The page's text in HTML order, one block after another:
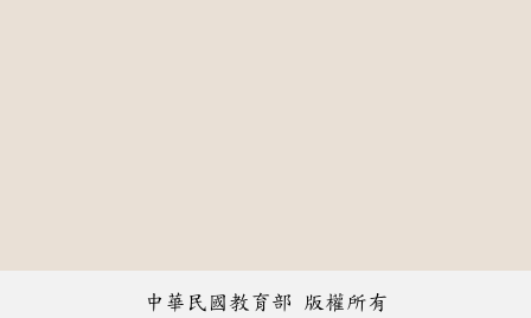
中華民國教育部 版權所有